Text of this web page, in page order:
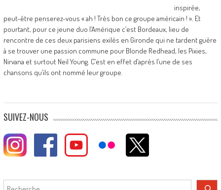
inspirée,
peut-être penserez-vous « ah ! Très bon ce groupe américain ! ». Et
pourtant, pour ce jeune duo l’Amérique c’est Bordeaux, lieu de
rencontre de ces deux parisiens exilés en Gironde qui ne tardent guère
à se trouver une passion commune pour Blonde Redhead, les Pixies,
Nirvana et surtout Neil Young. C’est en effet d’après l’une de ses
chansons qu’ils ont nommé leur groupe.
SUIVEZ-NOUS
Rechercher